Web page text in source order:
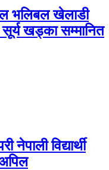
भलिबल खेलाडी
खड्का सम्मानित
विद्यार्थी